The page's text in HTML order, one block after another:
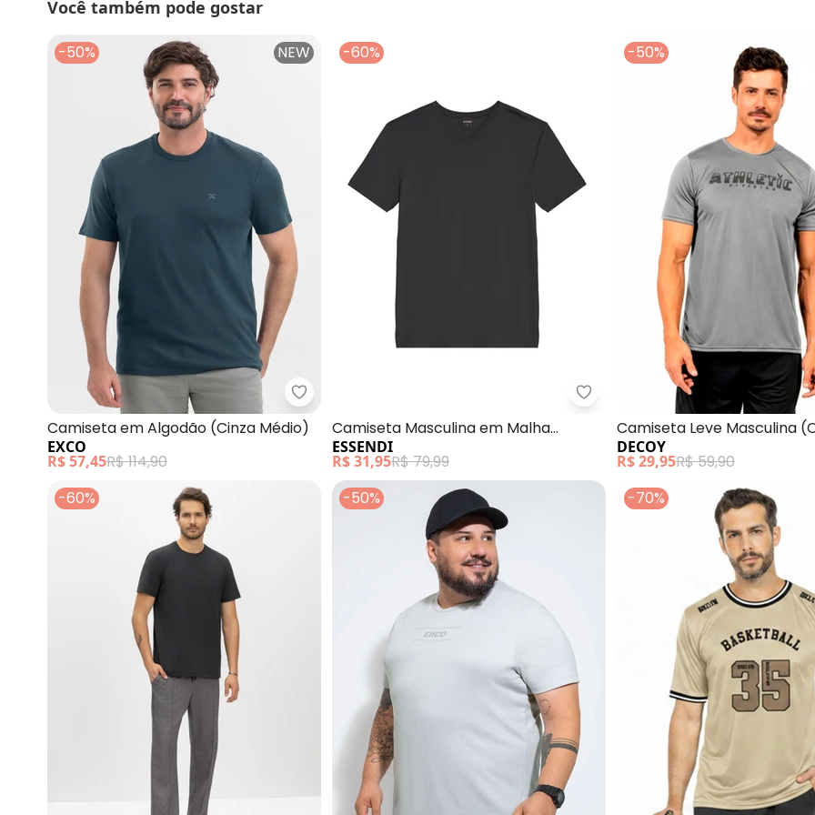
Você também pode gostar
-50% NEW
Exco - Camiseta em Algodão (Cinza Médio)
Camiseta em Algodão (Cinza Médio)
EXCO
R$ 57,45R$ 114,90
-60%
Essendi - Camiseta Masculina
Camiseta Masculina em Malha
(Cinza)
ESSENDI
R$ 31,95R$ 79,99
-50%
Camiseta Leve Masculina
DECOY
R$ 29,95R$ 59,90
-60%
-50% -70%